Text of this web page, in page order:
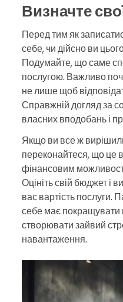
Визначте
Перед тим як
себе, чи дійсно ви
Подумайте, що саме
послугою. Важливо
не лише щоб
Справжній догляд за
власних вподобань і
Якщо ви все ж
переконайтеся, що це
фінансовим
Оцініть свій бюджет і
вас вартість послуги.
себе має
створювати зайвий
навантаження.